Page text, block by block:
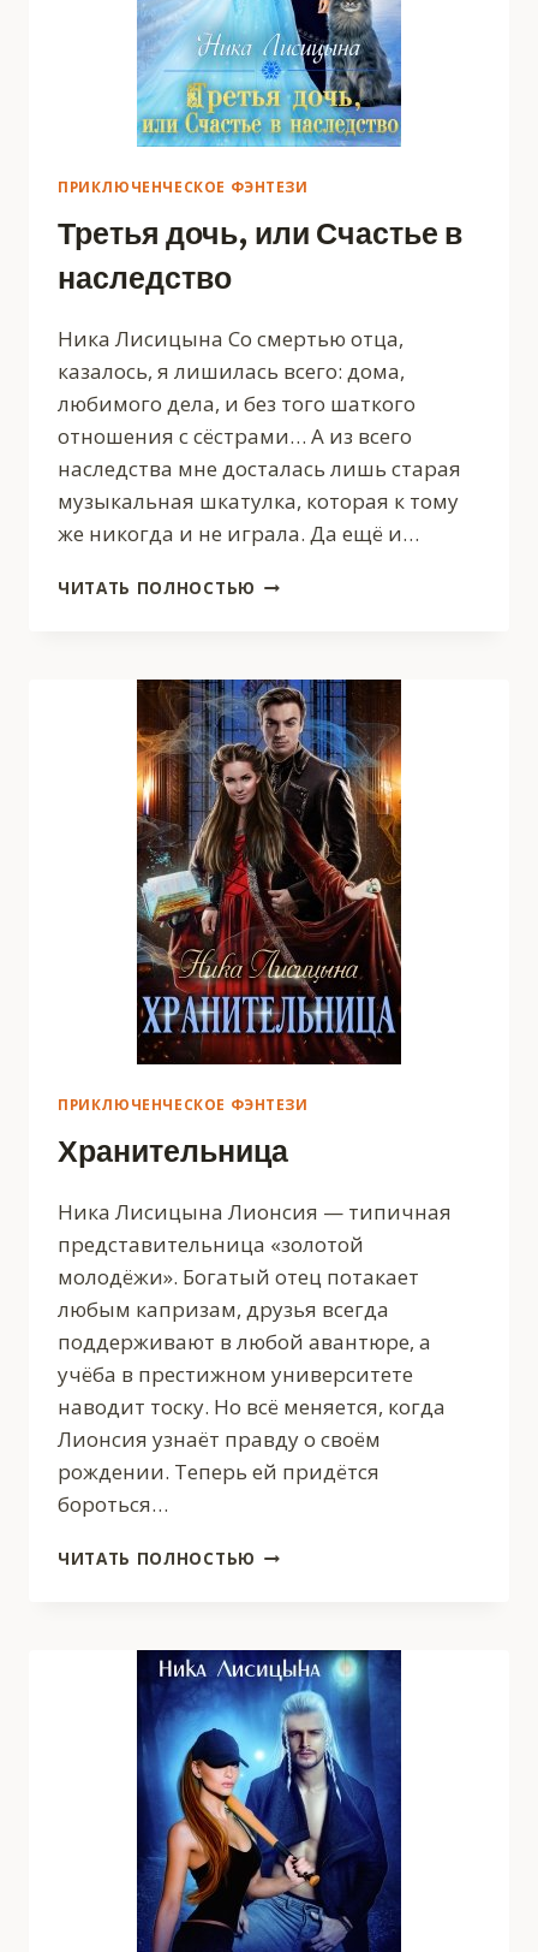
ПРИКЛЮЧЕНЧЕСКОЕ ФЭНТЕЗИ
Третья дочь, или Счастье в
наследство
Ника Лисицына Со смертью отца,
казалось, я лишилась всего: дома,
любимого дела, и без того шаткого
отношения с сёстрами… А из всего
наследства мне досталась лишь старая
музыкальная шкатулка, которая к тому
же никогда и не играла. Да ещё и…
ЧИТАТЬ ПОЛНОСТЬЮ ТРЕТЬЯ
В
НАСЛЕДСТВО
ПРИКЛЮЧЕНЧЕСКОЕ ФЭНТЕЗИ
Хранительница
Ника Лисицына Лионсия — типичная
представительница «золотой
молодёжи». Богатый отец потакает
любым капризам, друзья всегда
поддерживают в любой авантюре, а
учёба в престижном университете
наводит тоску. Но всё меняется, когда
Лионсия узнаёт правду о своём
рождении. Теперь ей придётся
бороться…
ЧИТАТЬ ПОЛНОСТЬЮ ХРАНИТЕЛЬНИЦА